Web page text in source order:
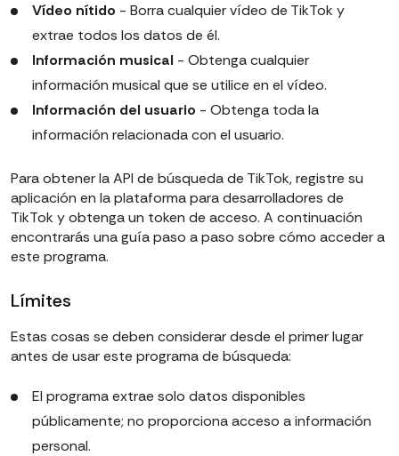
Vídeo nítido - Borra cualquier vídeo de TikTok y
extrae todos los datos de él.
Información musical - Obtenga cualquier
información musical que se utilice en el vídeo.
Información del usuario - Obtenga toda la
información relacionada con el usuario.
Para obtener la API de búsqueda de TikTok, registre su
aplicación en la plataforma para desarrolladores de
TikTok y obtenga un token de acceso. A continuación
encontrarás una guía paso a paso sobre cómo acceder a
este programa.
Límites
Estas cosas se deben considerar desde el primer lugar
antes de usar este programa de búsqueda:
El programa extrae solo datos disponibles
públicamente; no proporciona acceso a información
personal.